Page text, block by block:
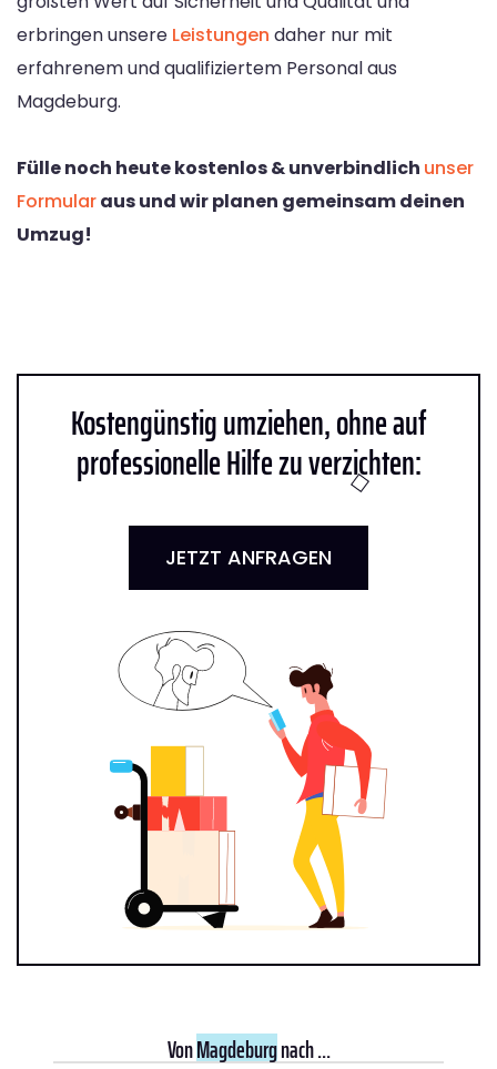
erbringen unsere Leistungen daher nur mit
erfahrenem und qualifiziertem Personal aus
Magdeburg.
Fülle noch heute kostenlos & unverbindlich unser
Formularaus und wir planen gemeinsam deinen
Umzug!
Kostengünstig umziehen, ohne auf
professionelle Hilfe zu verzichten:
JETZT ANFRAGEN
VonMagdeburgnach ...